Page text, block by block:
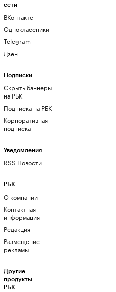
сети
ВКонтакте
Одноклассники
Telegram
Дзен
Подписки
Скрыть баннеры
на РБК
Подписка на РБК
Корпоративная
подписка
Уведомления
RSS Новости
РБК
О компании
Контактная
информация
Редакция
Размещение
рекламы
Другие
продукты
РБК